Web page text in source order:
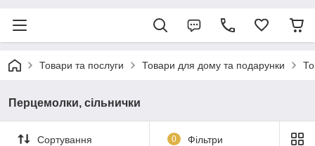
Товари та послуги Товари для дому та подарунки
Перцемолки, сільнички
Сортування 0 Фільтри